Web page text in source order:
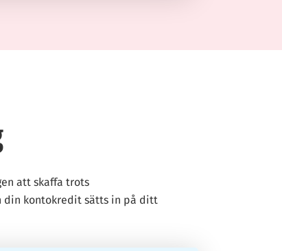
att skaffa trots
din kontokredit sätts in på ditt